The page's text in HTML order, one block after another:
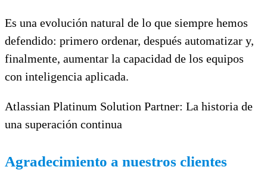
Es una evolución natural de lo que siempre hemos
defendido: primero ordenar, después automatizar y,
finalmente, aumentar la capacidad de los equipos
con inteligencia aplicada.
Atlassian Platinum Solution Partner: La historia de
una superación continua
Agradecimiento a nuestros clientes